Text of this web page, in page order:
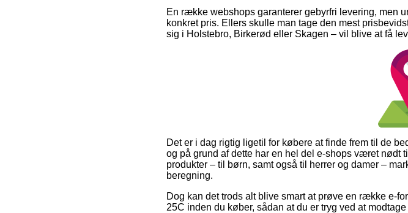
En række webshops garanterer gebyrfri levering, men
konkret pris. Ellers skulle man tage den mest
sig i Holstebro, Birkerød eller Skagen – vil blive at få
Det er i dag rigtig ligetil for købere at finde frem til de
og på grund af dette har en hel del e-shops været nødt
produkter – til børn, samt også til herrer og damer –
beregning.
Dog kan det trods alt blive smart at prøve en række e-
25C inden du køber, sådan at du er tryg ved at